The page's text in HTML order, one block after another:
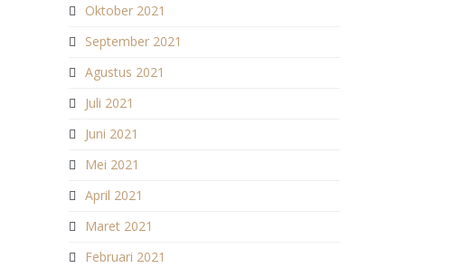
Oktober 2021
September 2021
Agustus 2021
Juli 2021
Juni 2021
Mei 2021
April 2021
Maret 2021
Februari 2021